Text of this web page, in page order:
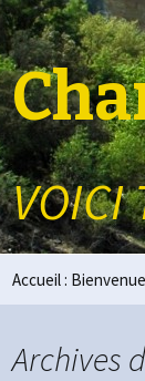
VOICI
Aller au contenu
Accueil :
Archives